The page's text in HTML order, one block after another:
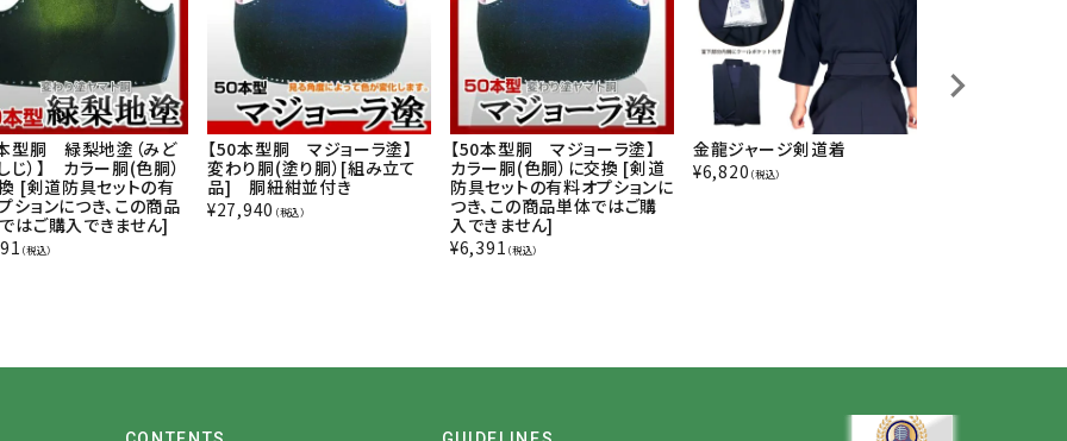
型胴 緑梨地塗（みど
じ）】 カラー胴(色胴）
[剣道防具セットの有
ションにつき、この商品
はご購入できません]
（税込）
【50本型胴 マジョーラ塗】
変わり胴(塗り胴）[組み立て
品] 胴紐紺並付き
¥27,940 （税込）
【50本型胴 マジョーラ塗】
カラー胴(色胴）に交換 [剣道
防具セットの有料オプションに
つき、この商品単体ではご購
入できません]
¥6,391 （税込）
金龍ジャージ剣道着
¥6,820 （税込）